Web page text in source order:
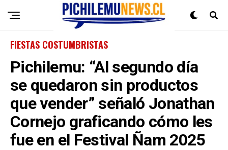
FIESTAS COSTUMBRISTAS
Pichilemu: “Al segundo día
se quedaron sin productos
que vender” señaló Jonathan
Cornejo graficando cómo les
fue en el Festival Ñam 2025